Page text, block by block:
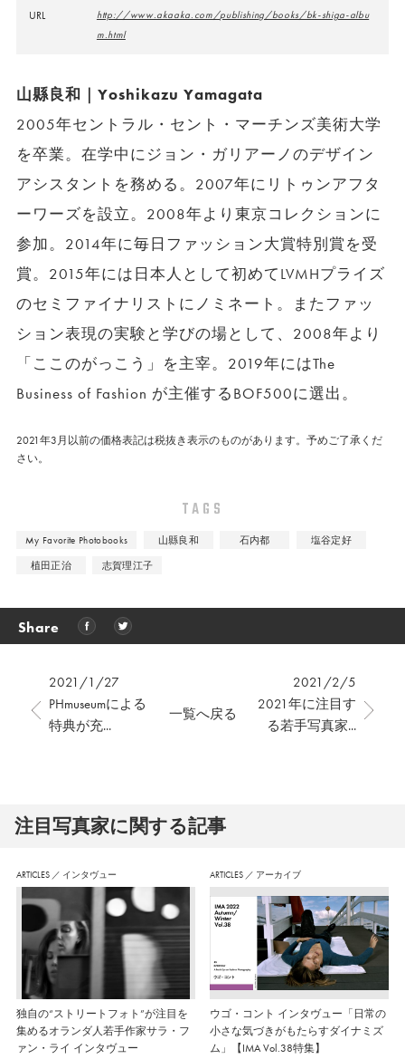
URL
http://www.akaaka.com/publishing/books/bk-shiga-albu
m.html
山縣良和｜Yoshikazu Yamagata
2005年セントラル・セント・マーチンズ美術大学
を卒業。在学中にジョン・ガリアーノのデザイン
アシスタントを務める。2007年にリトゥンアフタ
ーワーズを設立。2008年より東京コレクションに
参加。2014年に毎日ファッション大賞特別賞を受
賞。2015年には日本人として初めてLVMHプライズ
のセミファイナリストにノミネート。またファッ
ション表現の実験と学びの場として、2008年より
「ここのがっこう」を主宰。2019年にはThe
Business of Fashion が主催するBOF500に選出。
2021年3月以前の価格表記は税抜き表示のものがあります。予めご了承くだ
さい。
TAGS
My Favorite Photobooks 山縣良和 石内都
塩谷定好
植田正治
志賀理江子
Share
2021/1/27
PHmuseumによる
特典が充...
2021/2/5
2021年に注目す
る若手写真家...
一覧へ戻る
注⽬写真家に関する記事
ARTICLES ／ インタヴュー
独自の“ストリートフォト”が注目を
集めるオランダ人若手作家サラ・フ
ァン・ライ インタヴュー
ARTICLES ／ アーカイブ
ウゴ・コント インタヴュー「日常の
小さな気づきがもたらすダイナミズ
ム」【IMA Vol.38特集】